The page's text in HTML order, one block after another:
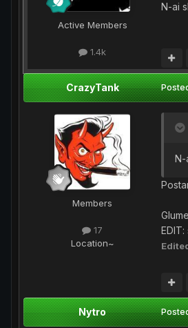
Active Members
1.4k
N-ai
CrazyTank
Members
17
Location~
N-
Nytro